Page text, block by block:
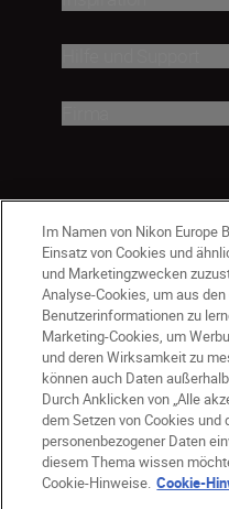
CH Nikon Sites
Kontaktieren Sie uns
Nutzungsbedingungen
Im Namen von Nikon Europe
Einsatz von Cookies und
und Marketingzwecken
Analyse-Cookies, um aus
Benutzerinformationen zu
Marketing-Cookies, um
und deren Wirksamkeit zu
können auch Daten
Durch Anklicken von „Alle
dem Setzen von Cookies und
personenbezogener Daten
diesem Thema wissen
Cookie-Hinweise. Cookie-